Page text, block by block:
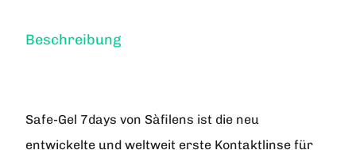
Beschreibung
Safe-Gel 7days von Sàfilens ist die neu
entwickelte und weltweit erste Kontaktlinse für